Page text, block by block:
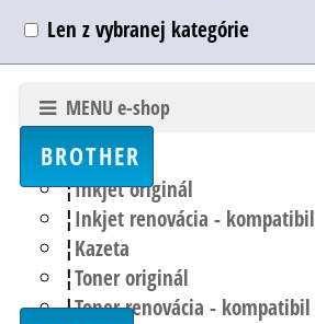
Len z vybranej kategórie
MENU e-shop
BROTHER
Inkjet originál
Inkjet renovácia - kompatibil
Kazeta
Toner originál
Toner renovácia - kompatibil